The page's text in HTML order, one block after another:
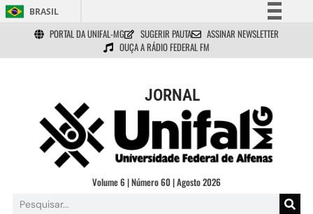
BRASIL
Simplifique!
Comunica BR
Acesso à informação
Legislação
Canais
PORTAL DA UNIFAL-MG SUGERIR PAUTA
ASSINAR NEWSLETTER
OUÇA A RÁDIO FEDERAL FM
JORNAL
Volume 6 | Número 60 | Agosto 2026